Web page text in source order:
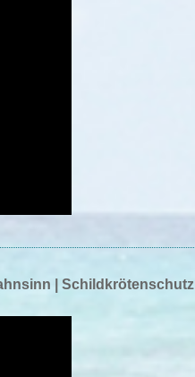
| Schildkrötenschutz